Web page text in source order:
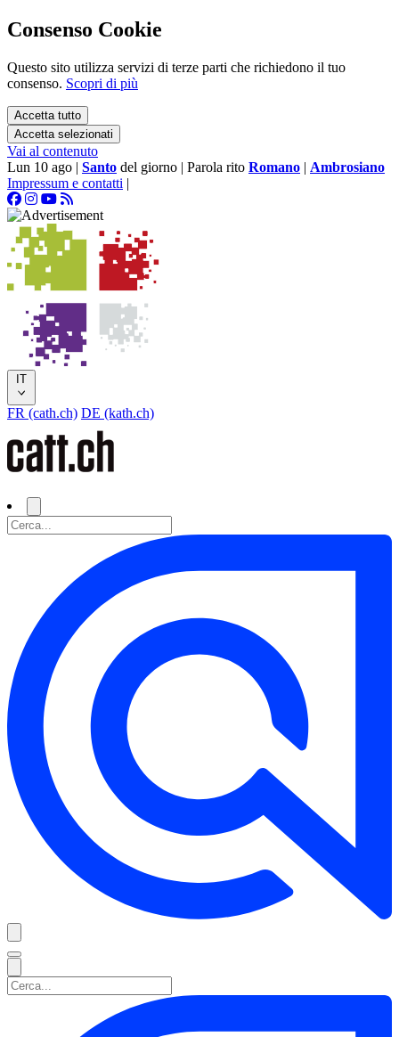
Consenso Cookie
Questo sito utilizza servizi di terze parti che richiedono il tuo
consenso. Scopri di più
Accetta tutto
Accetta selezionati
Vai al contenuto
Lun 10 ago | Santo del giorno | Parola rito Romano | Ambrosiano
Impressum e contatti |
IT
FR (cath.ch) DE (kath.ch)